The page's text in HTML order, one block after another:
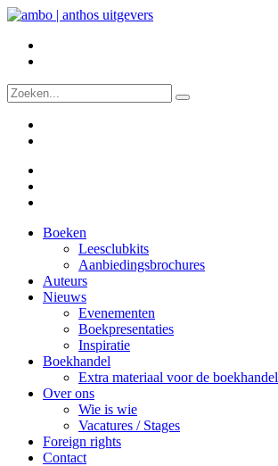
Boeken
Leesclubkits
Aanbiedingsbrochures
Auteurs
Nieuws
Evenementen
Boekpresentaties
Inspiratie
Boekhandel
Extra materiaal voor de boekhandel
Over ons
Wie is wie
Vacatures / Stages
Foreign rights
Contact